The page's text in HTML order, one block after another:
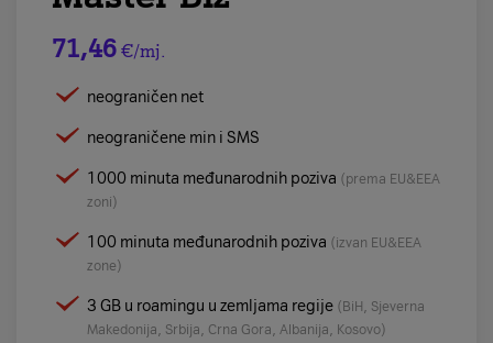
71,46 €/mj.
neograničen net
neograničene min i SMS
1000 minuta međunarodnih poziva (prema EU&EEA
zoni)
100 minuta međunarodnih poziva (izvan EU&EEA
zone)
3 GB u roamingu u zemljama regije (BiH, Sjeverna
Makedonija, Srbija, Crna Gora, Albanija, Kosovo)